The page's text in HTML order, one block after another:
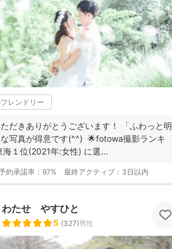
レンドリー
だきありがとうございます！ 「ふわっと明
写真が得意です(^^) 🌟fotowa撮影ランキ
海１位(2021年:女性) に選...
約承諾率： 97% 最終アクティブ： 3日以内
わたせ やすひと
5 (327)男性